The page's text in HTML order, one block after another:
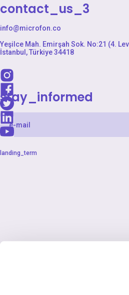
contact_us_3
info@microfon.co
Yeşilce Mah. Emirşah Sok. No:21 (4.
İstanbul, Türkiye 34418
stay_informed
landing_term